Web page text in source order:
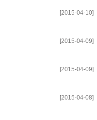
[2015-04-10]
[2015-04-09]
[2015-04-09]
[2015-04-08]